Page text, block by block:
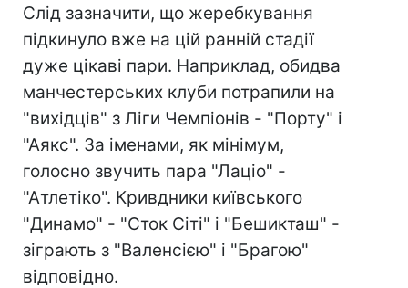
Слід зазначити, що жеребкування
підкинуло вже на цій ранній стадії
дуже цікаві пари. Наприклад, обидва
манчестерських клуби потрапили на
"вихідців" з Ліги Чемпіонів - "Порту" і
"Аякс". За іменами, як мінімум,
голосно звучить пара "Лаціо" -
"Атлетіко". Кривдники київського
"Динамо" - "Сток Сіті" і "Бешикташ" -
зіграють з "Валенсією" і "Брагою"
відповідно.